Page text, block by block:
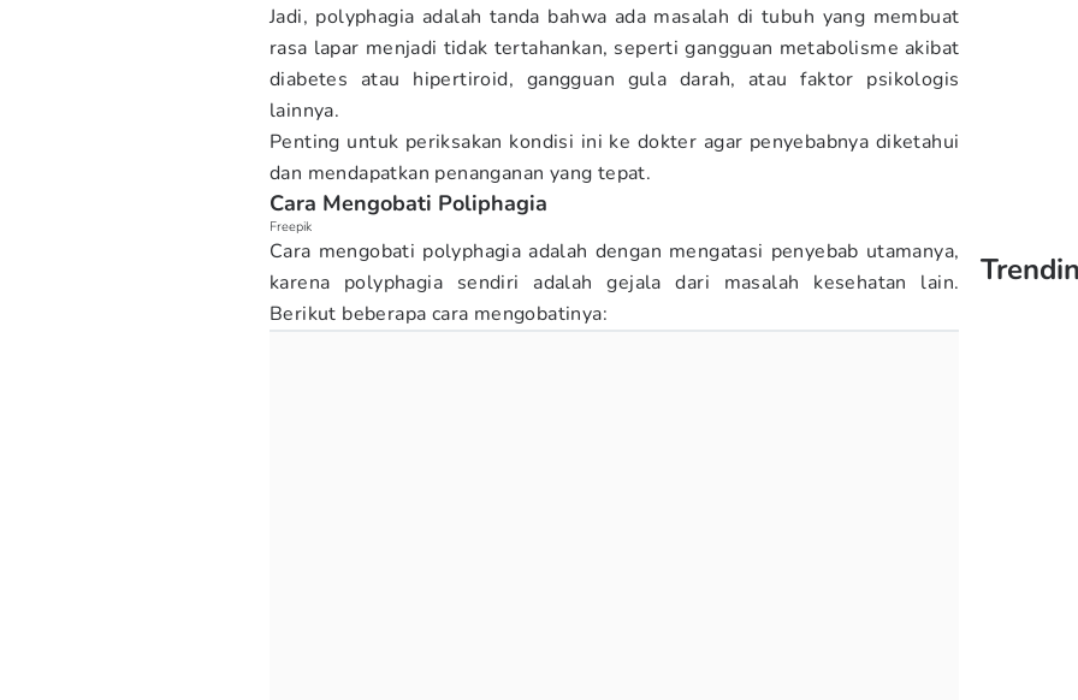
Jadi, polyphagia adalah tanda bahwa ada masalah di tubuh yang membuat
rasa lapar menjadi tidak tertahankan, seperti gangguan metabolisme akibat
diabetes atau hipertiroid, gangguan gula darah, atau faktor psikologis
lainnya.
Penting untuk periksakan kondisi ini ke dokter agar penyebabnya diketahui
dan mendapatkan penanganan yang tepat.
Cara Mengobati Poliphagia
Freepik
Cara mengobati polyphagia adalah dengan mengatasi penyebab utamanya,
karena polyphagia sendiri adalah gejala dari masalah kesehatan lain.
Berikut beberapa cara mengobatinya: